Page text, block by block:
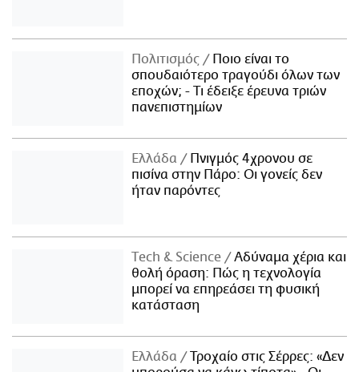
Πολιτισμός
Ποιο είναι το
σπουδαιότερο τραγούδι όλων των
εποχών; - Τι έδειξε έρευνα τριών
πανεπιστημίων
Ελλάδα
Πνιγμός 4χρονου σε
πισίνα στην Πάρο: Οι γονείς δεν
ήταν παρόντες
Τech & Science
Αδύναμα χέρια και
θολή όραση: Πώς η τεχνολογία
μπορεί να επηρεάσει τη φυσική
κατάσταση
Ελλάδα
Τροχαίο στις Σέρρες: «Δεν